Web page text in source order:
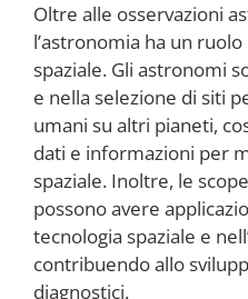
Oltre alle osservazioni
l’astronomia ha un
spaziale. Gli astronomi
e nella selezione di siti
umani su altri pianeti,
dati e informazioni per
spaziale. Inoltre, le
possono avere
tecnologia spaziale e
contribuendo allo
diagnostici.